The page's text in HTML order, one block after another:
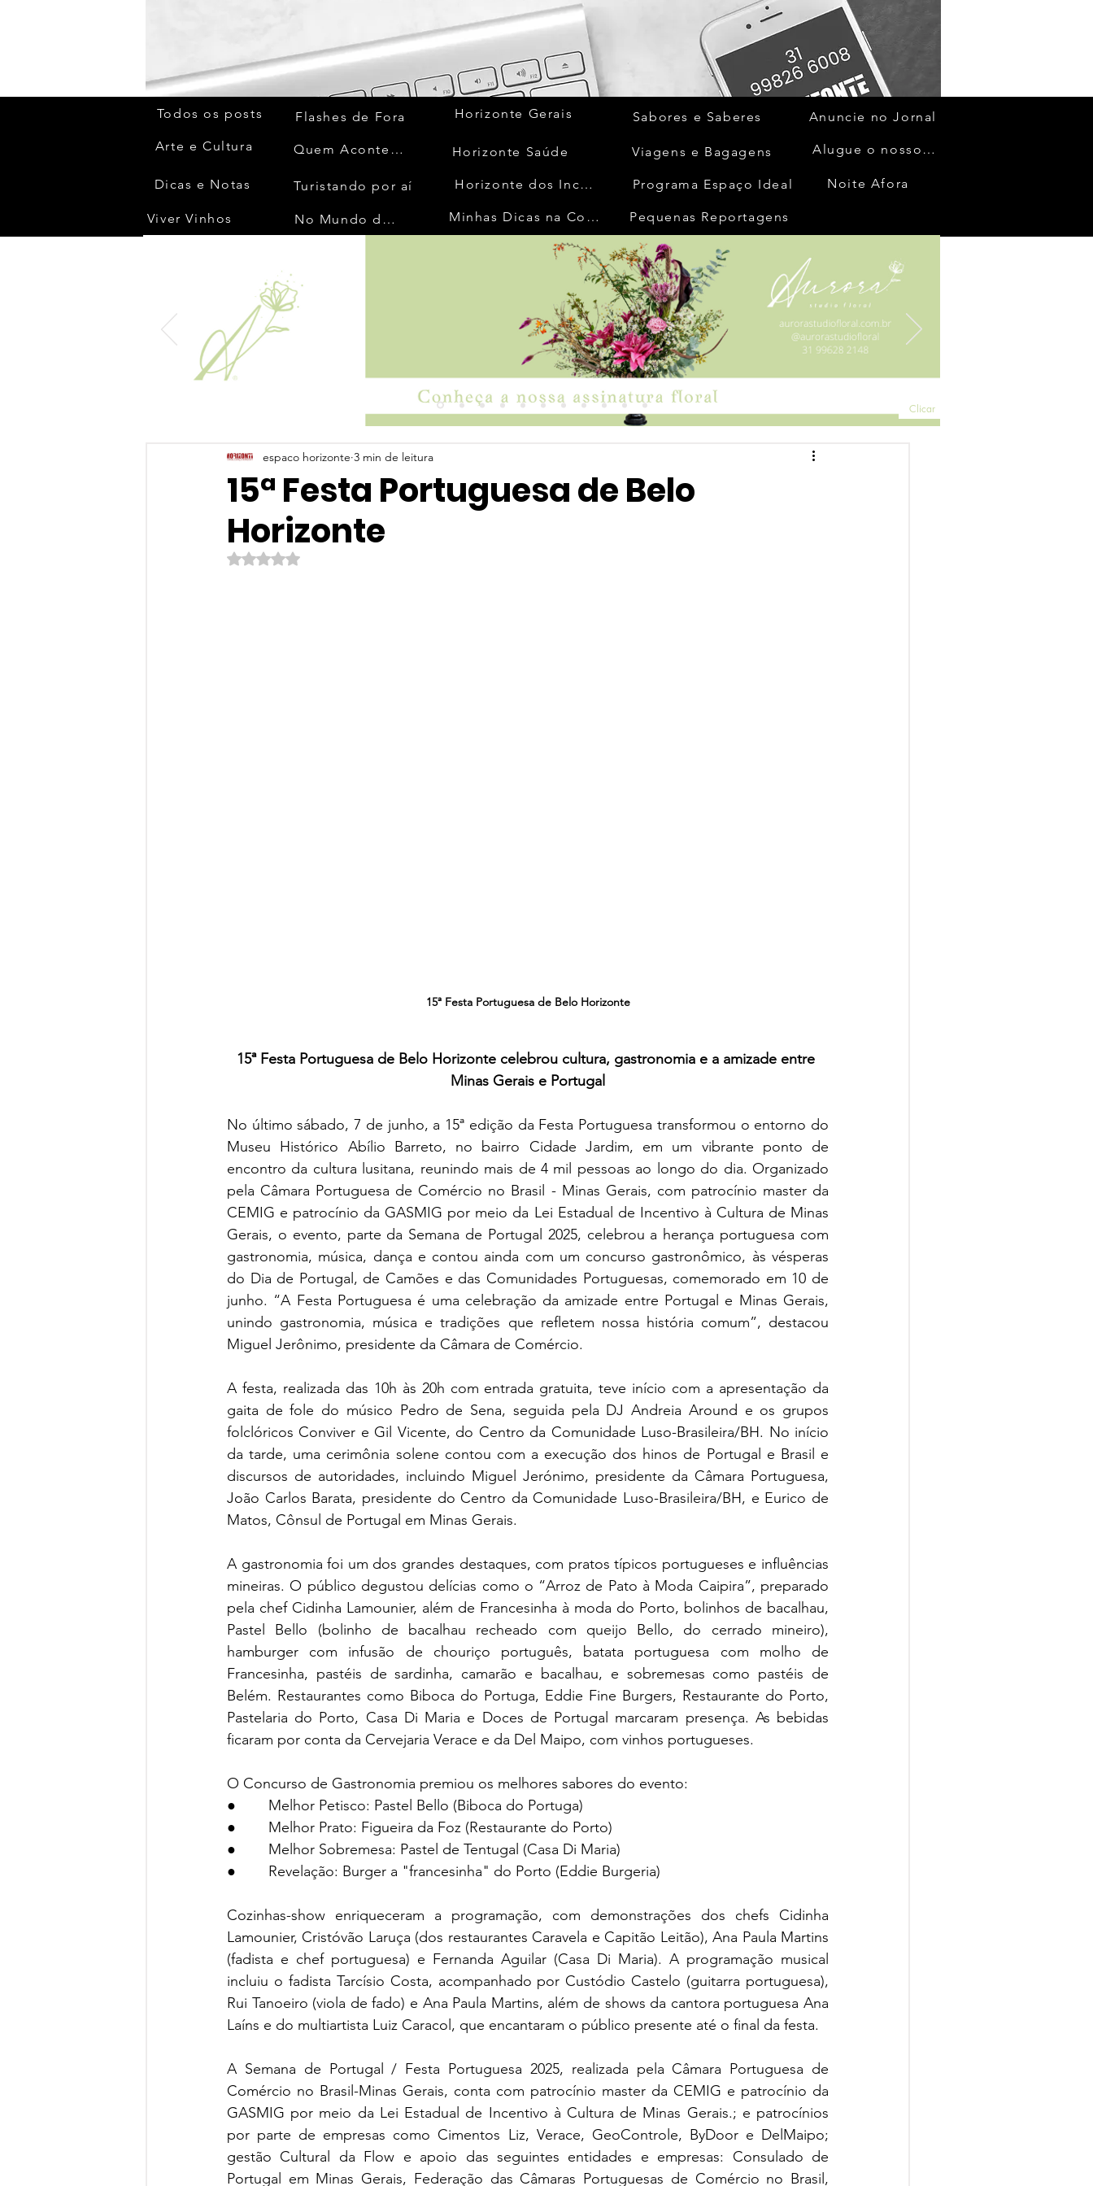
Todos os posts
Arte e Cultura
Dicas e Notas
Viver Vinhos
Flashes de Fora
Quem Acontece
Turistando por aí
No Mundo da Moda
Horizonte Gerais
Horizonte Saúde
Horizonte dos Inconfidentes
Minhas Dicas na Cozinha
Sabores e Saberes
Viagens e Bagagens
Programa Espaço Ideal
Anuncie no Jornal
Alugue o nosso espaço
Noite Afora
Pequenas Reportagens
Clicar
15ª Festa Portuguesa de Belo
Horizonte
espaco horizonte 3 min de leitura
Avaliado com NaN de 5 estrelas.
15ª Festa Portuguesa de Belo Horizonte
15ª Festa Portuguesa de Belo Horizonte celebrou cultura, gastronomia e a amizade entre
Minas Gerais e Portugal
No último sábado, 7 de junho, a 15ª edição da Festa Portuguesa transformou o entorno do
Museu Histórico Abílio Barreto, no bairro Cidade Jardim, em um vibrante ponto de
encontro da cultura lusitana, reunindo mais de 4 mil pessoas ao longo do dia. Organizado
pela Câmara Portuguesa de Comércio no Brasil - Minas Gerais, com patrocínio master da
CEMIG e patrocínio da GASMIG por meio da Lei Estadual de Incentivo à Cultura de Minas
Gerais, o evento, parte da Semana de Portugal 2025, celebrou a herança portuguesa com
gastronomia, música, dança e contou ainda com um concurso gastronômico, às vésperas
do Dia de Portugal, de Camões e das Comunidades Portuguesas, comemorado em 10 de
junho. “A Festa Portuguesa é uma celebração da amizade entre Portugal e Minas Gerais,
unindo gastronomia, música e tradições que refletem nossa história comum”, destacou
Miguel Jerônimo, presidente da Câmara de Comércio.
A festa, realizada das 10h às 20h com entrada gratuita, teve início com a apresentação da
gaita de fole do músico Pedro de Sena, seguida pela DJ Andreia Around e os grupos
folclóricos Conviver e Gil Vicente, do Centro da Comunidade Luso-Brasileira/BH. No início
da tarde, uma cerimônia solene contou com a execução dos hinos de Portugal e Brasil e
discursos de autoridades, incluindo Miguel Jerónimo, presidente da Câmara Portuguesa,
João Carlos Barata, presidente do Centro da Comunidade Luso-Brasileira/BH, e Eurico de
Matos, Cônsul de Portugal em Minas Gerais.
A gastronomia foi um dos grandes destaques, com pratos típicos portugueses e influências
mineiras. O público degustou delícias como o “Arroz de Pato à Moda Caipira”, preparado
pela chef Cidinha Lamounier, além de Francesinha à moda do Porto, bolinhos de bacalhau,
Pastel Bello (bolinho de bacalhau recheado com queijo Bello, do cerrado mineiro),
hamburger com infusão de chouriço português, batata portuguesa com molho de
Francesinha, pastéis de sardinha, camarão e bacalhau, e sobremesas como pastéis de
Belém. Restaurantes como Biboca do Portuga, Eddie Fine Burgers, Restaurante do Porto,
Pastelaria do Porto, Casa Di Maria e Doces de Portugal marcaram presença. As bebidas
ficaram por conta da Cervejaria Verace e da Del Maipo, com vinhos portugueses.
O Concurso de Gastronomia premiou os melhores sabores do evento:
●        Melhor Petisco: Pastel Bello (Biboca do Portuga)
●        Melhor Prato: Figueira da Foz (Restaurante do Porto)
●        Melhor Sobremesa: Pastel de Tentugal (Casa Di Maria)
●        Revelação: Burger a "francesinha" do Porto (Eddie Burgeria)
Cozinhas-show enriqueceram a programação, com demonstrações dos chefs Cidinha
Lamounier, Cristóvão Laruça (dos restaurantes Caravela e Capitão Leitão), Ana Paula Martins
(fadista e chef portuguesa) e Fernanda Aguilar (Casa Di Maria). A programação musical
incluiu o fadista Tarcísio Costa, acompanhado por Custódio Castelo (guitarra portuguesa),
Rui Tanoeiro (viola de fado) e Ana Paula Martins, além de shows da cantora portuguesa Ana
Laíns e do multiartista Luiz Caracol, que encantaram o público presente até o final da festa.
A Semana de Portugal / Festa Portuguesa 2025, realizada pela Câmara Portuguesa de
Comércio no Brasil-Minas Gerais, conta com patrocínio master da CEMIG e patrocínio da
GASMIG por meio da Lei Estadual de Incentivo à Cultura de Minas Gerais.; e patrocínios
por parte de empresas como Cimentos Liz, Verace, GeoControle, ByDoor e DelMaipo;
gestão Cultural da Flow e apoio das seguintes entidades e empresas: Consulado de
Portugal em Minas Gerais, Federação das Câmaras Portuguesas de Comércio no Brasil,